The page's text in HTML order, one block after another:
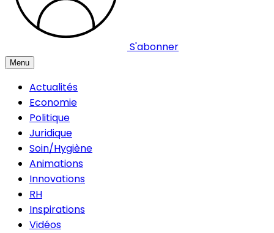
S'abonner
Menu
Actualités
Economie
Politique
Juridique
Soin/Hygiène
Animations
Innovations
RH
Inspirations
Vidéos